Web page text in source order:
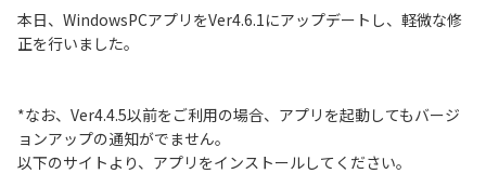
お問い合わせ
履歴・お気に入り
お知らせ サポートサイトの使い方
本日、WindowsPCアプリをVer4.6.1にアップデートし、軽微な修
正を行いました。
*なお、Ver4.4.5以前をご利用の場合、アプリを起動してもバージ
ョンアップの通知がでません。
以下のサイトより、アプリをインストールしてください。